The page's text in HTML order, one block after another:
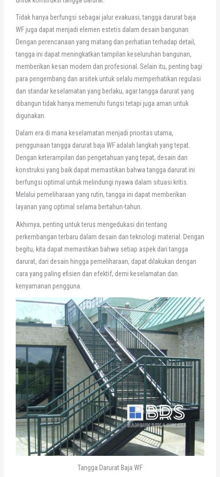
Tidak hanya berfungsi sebagai jalur evakuasi, tangga darurat baja
WF juga dapat menjadi elemen estetis dalam desain bangunan.
Dengan perencanaan yang matang dan perhatian terhadap detail,
tangga ini dapat meningkatkan tampilan keseluruhan bangunan,
memberikan kesan modern dan profesional. Selain itu, penting bagi
para pengembang dan arsitek untuk selalu memperhatikan regulasi
dan standar keselamatan yang berlaku, agar tangga darurat yang
dibangun tidak hanya memenuhi fungsi tetapi juga aman untuk
digunakan.
Dalam era di mana keselamatan menjadi prioritas utama,
penggunaan tangga darurat baja WF adalah langkah yang tepat.
Dengan keterampilan dan pengetahuan yang tepat, desain dan
konstruksi yang baik dapat memastikan bahwa tangga darurat ini
berfungsi optimal untuk melindungi nyawa dalam situasi kritis.
Melalui pemeliharaan yang rutin, tangga ini dapat memberikan
layanan yang optimal selama bertahun-tahun.
Akhirnya, penting untuk terus mengedukasi diri tentang
perkembangan terbaru dalam desain dan teknologi material. Dengan
begitu, kita dapat memastikan bahwa setiap aspek dari tangga
darurat, dari desain hingga pemeliharaan, dapat dilakukan dengan
cara yang paling efisien dan efektif, demi keselamatan dan
kenyamanan pengguna.
Tangga Darurat Baja WF